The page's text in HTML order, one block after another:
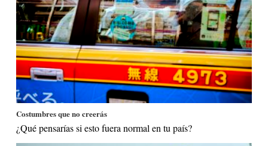
Costumbres que no creerás
¿Qué pensarías si esto fuera normal en tu país?